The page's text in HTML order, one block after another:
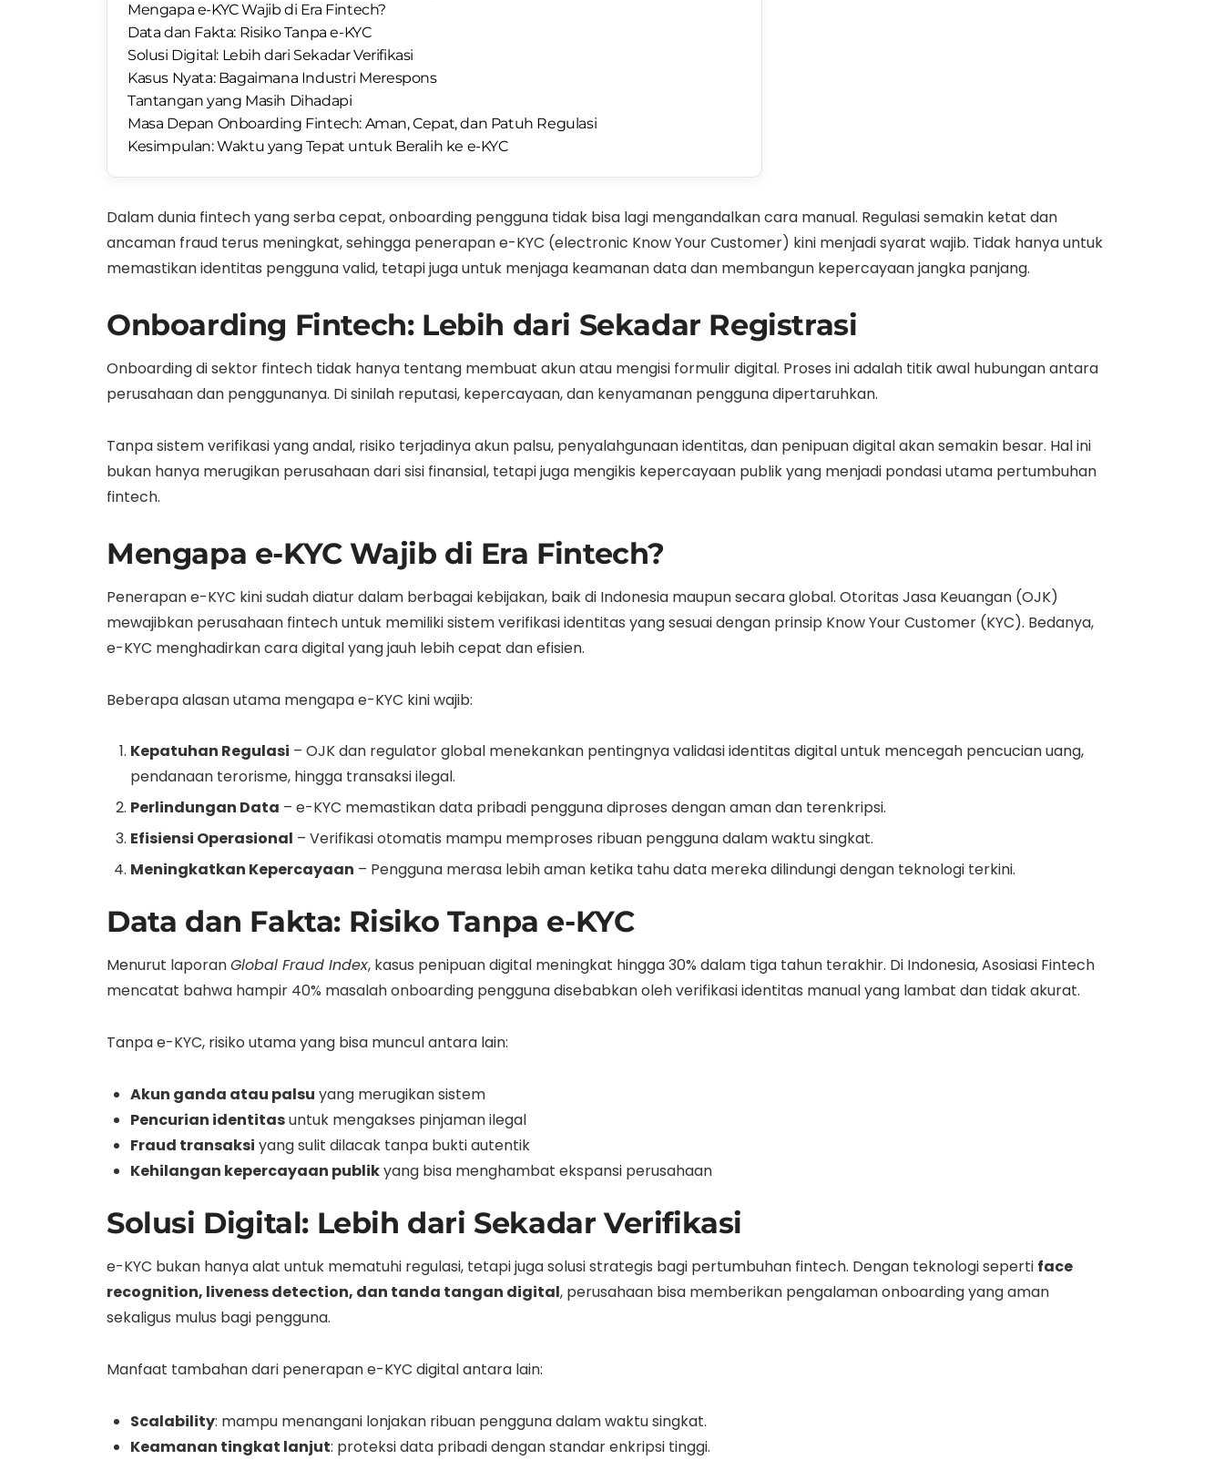
Mengapa e-KYC Wajib di Era Fintech?
Data dan Fakta: Risiko Tanpa e-KYC
Solusi Digital: Lebih dari Sekadar Verifikasi
Kasus Nyata: Bagaimana Industri Merespons
Tantangan yang Masih Dihadapi
Masa Depan Onboarding Fintech: Aman, Cepat, dan Patuh Regulasi
Kesimpulan: Waktu yang Tepat untuk Beralih ke e-KYC
Dalam dunia fintech yang serba cepat, onboarding pengguna tidak bisa lagi mengandalkan cara manual. Regulasi semakin ketat dan
ancaman fraud terus meningkat, sehingga penerapan e-KYC (electronic Know Your Customer) kini menjadi syarat wajib. Tidak hanya untuk
memastikan identitas pengguna valid, tetapi juga untuk menjaga keamanan data dan membangun kepercayaan jangka panjang.
Onboarding Fintech: Lebih dari Sekadar Registrasi
Onboarding di sektor fintech tidak hanya tentang membuat akun atau mengisi formulir digital. Proses ini adalah titik awal hubungan antara
perusahaan dan penggunanya. Di sinilah reputasi, kepercayaan, dan kenyamanan pengguna dipertaruhkan.
Tanpa sistem verifikasi yang andal, risiko terjadinya akun palsu, penyalahgunaan identitas, dan penipuan digital akan semakin besar. Hal ini
bukan hanya merugikan perusahaan dari sisi finansial, tetapi juga mengikis kepercayaan publik yang menjadi pondasi utama pertumbuhan
fintech.
Mengapa e-KYC Wajib di Era Fintech?
Penerapan e-KYC kini sudah diatur dalam berbagai kebijakan, baik di Indonesia maupun secara global. Otoritas Jasa Keuangan (OJK)
mewajibkan perusahaan fintech untuk memiliki sistem verifikasi identitas yang sesuai dengan prinsip Know Your Customer (KYC). Bedanya,
e-KYC menghadirkan cara digital yang jauh lebih cepat dan efisien.
Beberapa alasan utama mengapa e-KYC kini wajib:
Kepatuhan Regulasi – OJK dan regulator global menekankan pentingnya validasi identitas digital untuk mencegah pencucian uang,
pendanaan terorisme, hingga transaksi ilegal.
Perlindungan Data – e-KYC memastikan data pribadi pengguna diproses dengan aman dan terenkripsi.
Efisiensi Operasional – Verifikasi otomatis mampu memproses ribuan pengguna dalam waktu singkat.
Meningkatkan Kepercayaan – Pengguna merasa lebih aman ketika tahu data mereka dilindungi dengan teknologi terkini.
Data dan Fakta: Risiko Tanpa e-KYC
Menurut laporanGlobal Fraud Index, kasus penipuan digital meningkat hingga 30% dalam tiga tahun terakhir. Di Indonesia, Asosiasi Fintech
mencatat bahwa hampir 40% masalah onboarding pengguna disebabkan oleh verifikasi identitas manual yang lambat dan tidak akurat.
Tanpa e-KYC, risiko utama yang bisa muncul antara lain:
Akun ganda atau palsu yang merugikan sistem
Pencurian identitasuntuk mengakses pinjaman ilegal
Fraud transaksi yang sulit dilacak tanpa bukti autentik
Kehilangan kepercayaan publikyang bisa menghambat ekspansi perusahaan
Solusi Digital: Lebih dari Sekadar Verifikasi
e-KYC bukan hanya alat untuk mematuhi regulasi, tetapi juga solusi strategis bagi pertumbuhan fintech. Dengan teknologi seperti face
recognition, liveness detection, dan tanda tangan digital, perusahaan bisa memberikan pengalaman onboarding yang aman
sekaligus mulus bagi pengguna.
Manfaat tambahan dari penerapan e-KYC digital antara lain:
Scalability: mampu menangani lonjakan ribuan pengguna dalam waktu singkat.
Keamanan tingkat lanjut: proteksi data pribadi dengan standar enkripsi tinggi.